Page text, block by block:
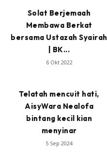
Solat Berjemaah
Membawa Berkat
bersama Ustazah Syairah
| BK...
6 Okt 2022
Telatah mencuit hati,
AisyWara Nealofa
bintang kecil kian
menyinar
5 Sep 2024